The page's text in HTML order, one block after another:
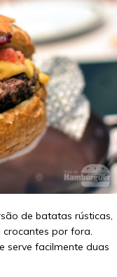
de batatas rústicas,
por fora.
serve facilmente duas